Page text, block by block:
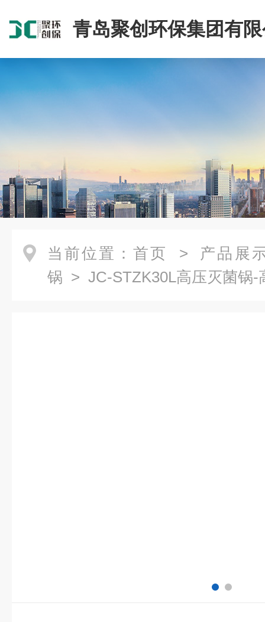
青岛聚创环保集团有
当前位置： 首页 > 产品展
锅 > JC-STZK30L高压灭菌锅-